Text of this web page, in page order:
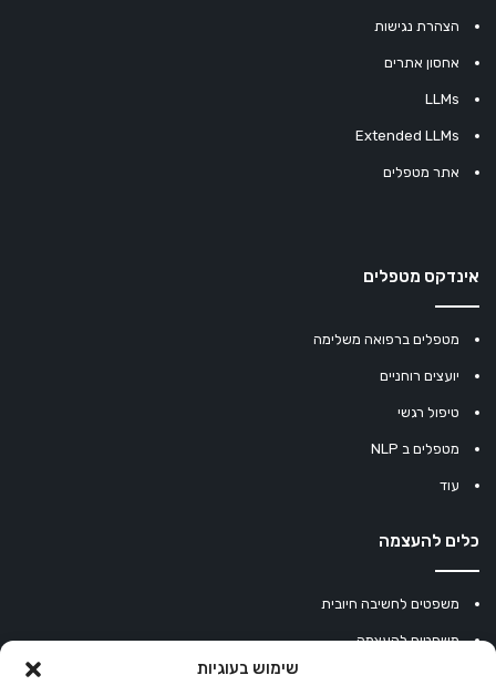
שימוש בעוגיות
הצהרת נגישות
אחסון אתרים
LLMs
Extended LLMs
אתר מטפלים
אינדקס מטפלים
מטפלים ברפואה משלימה
יועצים רוחניים
טיפול רגשי
מטפלים ב NLP
עוד
כלים להעצמה
משפטים לחשיבה חיובית
משפטים להעצמה